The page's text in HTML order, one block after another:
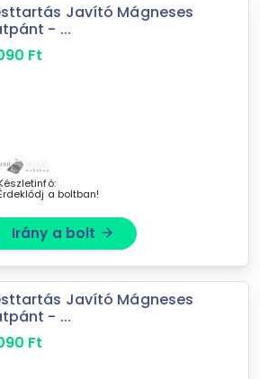
Javító Mágneses
- ...
Ft
a boltban!
Irány a bolt arrow_forward
Javító Mágneses
- ...
Ft